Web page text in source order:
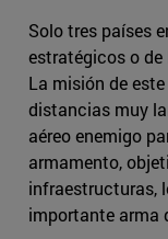
Solo tres países
estratégicos o de
La misión de
distancias muy
aéreo enemigo
armamento,
infraestructuras,
importante arma